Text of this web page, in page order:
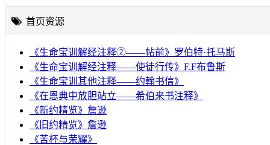
首页资源
《生命宝训解经注释②——帖前》罗伯特·托马斯
《生命宝训解经注释——使徒行传》F.F布鲁斯
《生命宝训其他注释——约翰书信》
《在恩典中放胆站立——希伯来书注释》
《新约精览》詹逊
《旧约精览》詹逊
《苦杯与荣耀》